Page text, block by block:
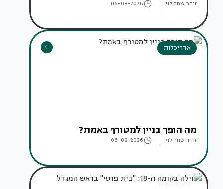
זוהר שחר לוי 06-08-2026
אדריכלות
מה הופך בניין למטורף באמת?
זוהר שחר לוי 06-08-2026
עיצוב בתים